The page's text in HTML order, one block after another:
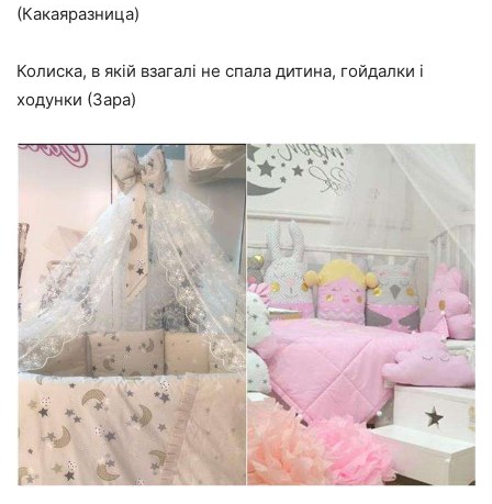
(Какаяразница)
Колиска, в якій взагалі не спала дитина, гойдалки і
ходунки (Зара)